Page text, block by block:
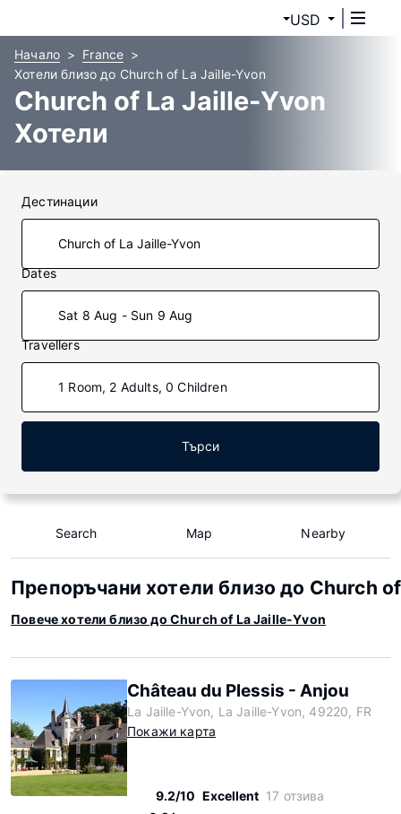
USD
Начало
France
Хотели близо до Church of La Jaille-Yvon
Church of La Jaille-Yvon
Хотели
Дестинации
Dates
Sat 8 Aug - Sun 9 Aug
Travellers
1 Room, 2 Adults, 0 Children
Търси
Search Map Nearby
Препоръчани хотели близо до Church
Повече хотели близо до Church of La Jaille-Yvon
Château du Plessis - Anjou
La Jaille-Yvon, La Jaille-Yvon, 49220, FR
Покажи карта
9.2/10 Excellent 17 отзива